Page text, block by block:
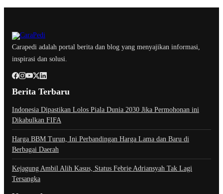
Carapedi adalah portal berita dan blog yang menyajikan informasi,
inspirasi dan solusi.
Berita Terbaru
Indonesia Dipastikan Lolos Piala Dunia 2030 Jika Permohonan ini
Dikabulkan FIFA
Harga BBM Turun, Ini Perbandingan Harga Lama dan Baru di
Berbagai Daerah
Kejagung Ambil Alih Kasus, Status Febrie Adriansyah Tak Lagi
Tersangka